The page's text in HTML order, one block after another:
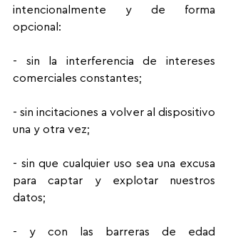
intencionalmente y de forma
opcional:
- sin la interferencia de intereses
comerciales constantes;
- sin incitaciones a volver al dispositivo
una y otra vez;
- sin que cualquier uso sea una excusa
para captar y explotar nuestros
datos;
- y con las barreras de edad